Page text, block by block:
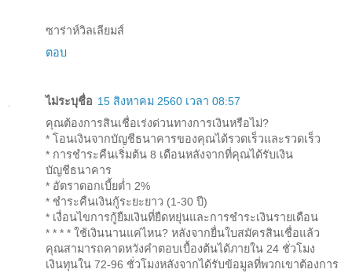
ซาร่าห์วิลเลียมส์
ตอบ
ไม่ระบุชื่อ 15 สิงหาคม 2560 เวลา 08:57
คุณต้องการสินเชื่อเร่งด่วนทางการเงินหรือไม่?
* โอนเงินจากบัญชีธนาคารของคุณได้รวดเร็วและรวดเร็ว
* การชำระคืนเริ่มต้น 8 เดือนหลังจากที่คุณได้รับเงิน
บัญชีธนาคาร
* อัตราดอกเบี้ยต่ำ 2%
* ชำระคืนเงินกู้ระยะยาว (1-30 ปี)
* เงื่อนไขการกู้ยืมเงินที่ยืดหยุ่นและการชำระเงินรายเดือน
* * * * ใช้เงินนานแค่ไหน? หลังจากยื่นใบสมัครสินเชื่อแล้ว
คุณสามารถคาดหวังคำตอบเบื้องต้นได้ภายใน 24 ชั่วโมง
เงินทุนใน 72-96 ชั่วโมงหลังจากได้รับข้อมูลที่พวกเขาต้องการ